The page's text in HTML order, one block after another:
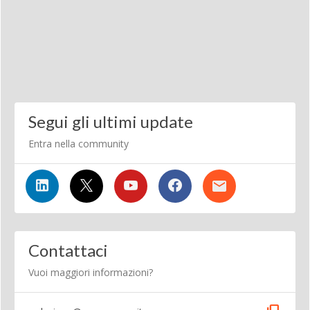
Segui gli ultimi update
Entra nella community
Contattaci
Vuoi maggiori informazioni?